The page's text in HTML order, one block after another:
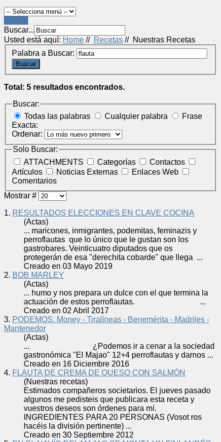
Buscar...
Usted está aquí: Home // Recetas // Nuestras Recetas
Palabra a Buscar:
Buscar
Total: 5 resultados encontrados.
Buscar:
Todas las palabras
Cualquier palabra
Frase
Exacta:
Ordenar:
Solo Buscar:
ATTACHMENTS
Categorías
Contactos
Artículos
Noticias Externas
Enlaces Web
Comentarios
Mostrar #
1. RESULTADOS ELECCIONES EN CLAVE COCINA
(Actas)
... maricones, inmigrantes, podemitas, feminazis y
perroflautas que lo único que le gustan son los
gastrobares. Veinticuatro diputados que os
protegerán de esa "derechita cobarde" que llega ...
Creado en 03 Mayo 2019
2. BOB MARLEY
(Actas)
... humo y nos prepara un dulce con el que termina la
actuación de estos perroflautas. ...
Creado en 02 Abril 2017
3. PODEMOS. Money - Tiralíneas - Benemérita - Madriles -
Mantenedor
(Actas)
... ¿Podemos ir a cenar a la sociedad
gastronómica "El Majao" 12+4 perroflautas y darnos ...
Creado en 16 Diciembre 2016
4. FLAUTA DE CREMA DE QUESO CON SALMÓN
(Nuestras recetas)
Estimados compañeros societarios. El jueves pasado
algunos me pedisteis que publicara esta receta y
vuestros deseos son órdenes para mí.
INGREDIENTES PARA 20 PERSONAS (Vosot ros
hacéis la división pertinente) ...
Creado en 30 Septiembre 2012